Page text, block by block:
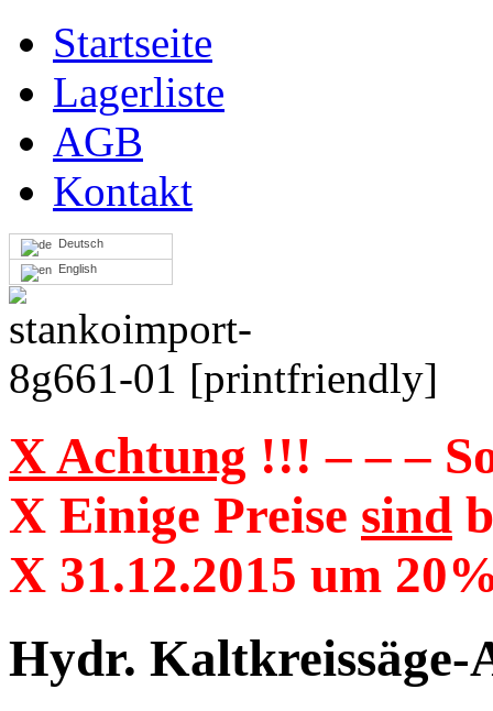
Startseite
Lagerliste
AGB
Kontakt
Deutsch
English
[printfriendly]
X Achtung !!! – – –
X Einige Preise sind
X 31.12.2015 um
Hydr. Kaltkreissäge-